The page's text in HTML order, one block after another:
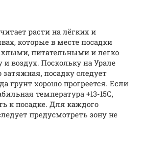
расти на лёгких и
которые в месте посадки
питательными и легко
и воздух. Поскольку на Урале
затяжная, посадку следует
грунт хорошо прогреется. Если
температура +13-15С,
к посадке. Для каждого
предусмотреть зону не